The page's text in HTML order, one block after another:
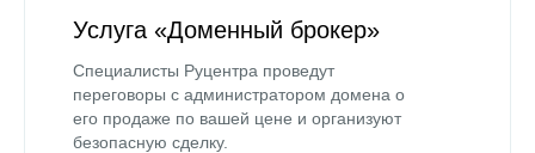
Услуга «Доменный брокер»
Специалисты Руцентра проведут
переговоры с администратором домена о
его продаже по вашей цене и организуют
безопасную сделку.